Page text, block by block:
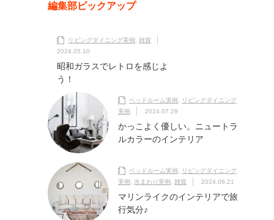
編集部ピックアップ
リビングダイニング実例
雑貨
2024.05.10
昭和ガラスでレトロを感じよ
う！
ベッドルーム実例
リビングダイニング
実例
2024.07.29
かっこよく優しい。ニュートラ
ルカラーのインテリア
ベッドルーム実例
リビングダイニング
実例
水まわり実例 雑貨 2024.06.21
マリンライクのインテリアで旅
行気分♪